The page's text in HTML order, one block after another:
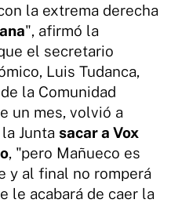
la extrema derecha
", afirmó la
el secretario
Luis Tudanca,
la Comunidad
un mes, volvió a
Junta sacar a Vox
, "pero Mañueco es
y al final no romperá
le acabará de caer la